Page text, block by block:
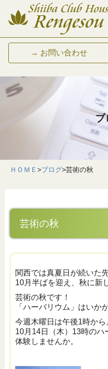
→ お問い合わせ
ブ
ＨＯＭＥ >ブログ>芸術の秋
芸術の秋
関西では真夏日が続いた
10月半ばを迎え、秋に新
芸術の秋です！
「ハーバリウム」はいか
今週木曜日は午後1時から
10月14日（木）13時のハ
体験しませんか。